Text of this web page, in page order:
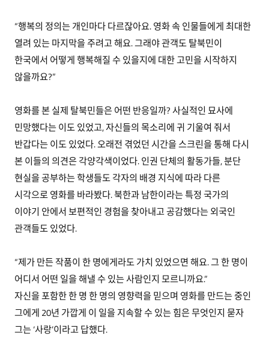
“행복의 정의는 개인마다 다르잖아요. 영화 속 인물들에게 최대한
열려 있는 마지막을 주려고 해요. 그래야 관객도 탈북민이
한국에서 어떻게 행복해질 수 있을지에 대한 고민을 시작하지
않을까요?”
영화를 본 실제 탈북민들은 어떤 반응일까? 사실적인 묘사에
민망했다는 이도 있었고, 자신들의 목소리에 귀 기울여 줘서
반갑다는 이도 있었다. 오래전 겪었던 시간을 스크린을 통해 다시
본 이들의 의견은 각양각색이었다. 인권 단체의 활동가들, 분단
현실을 공부하는 학생들도 각자의 배경 지식에 따라 다른
시각으로 영화를 바라봤다. 북한과 남한이라는 특정 국가의
이야기 안에서 보편적인 경험을 찾아내고 공감했다는 외국인
관객들도 있었다.
“제가 만든 작품이 한 명에게라도 가치 있었으면 해요. 그 한 명이
어디서 어떤 일을 해낼 수 있는 사람인지 모르니까요.”
자신을 포함한 한 명 한 명의 영향력을 믿으며 영화를 만드는 중인
그에게 20년 가깝게 이 일을 지속할 수 있는 힘은 무엇인지 묻자
그는 ‘사랑’이라고 답했다.